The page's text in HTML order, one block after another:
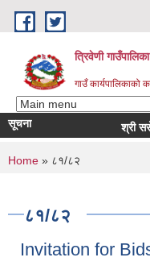
Skip to main content
त्रिवेणी गाउँपालिका
गाउँ कार्यपालिकाको
सूचना श्री
You are here
Home » ८१/८२
८१/८२
Invitation for